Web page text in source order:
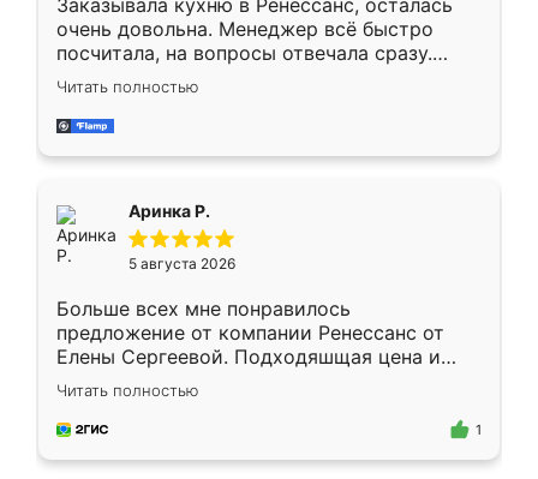
Заказывала кухню в Ренессанс, осталась
очень довольна. Менеджер всё быстро
посчитала, на вопросы отвечала сразу.
Замерщик приехал в субботу, подошёл к
делу со всей ответственностью. Собрали
за день, ребята работали аккуратно, даже
Читать полностью
Аринка Р.
5 августа 2026
Больше всех мне понравилось
предложение от компании Ренессанс от
Елены Сергеевой. Подходяшщая цена и
короткие сроки изготовления. Приехавший
для замера сотрудник Владислав
предложил по моему эскизу самый
Читать полностью
1